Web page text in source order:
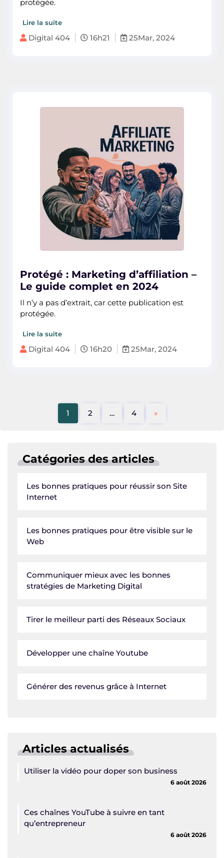
protégée.
Lire la suite
Digital 404 16h21 25Mar, 2024
Protégé : Marketing d’affiliation –
Le guide complet en 2024
Il n’y a pas d’extrait, car cette publication est
protégée.
Lire la suite
Digital 404 16h20 25Mar, 2024
1 2 … 4 »
Catégories des articles
Les bonnes pratiques pour réussir son Site
Internet
Les bonnes pratiques pour être visible sur le
Web
Communiquer mieux avec les bonnes
stratégies de Marketing Digital
Tirer le meilleur parti des Réseaux Sociaux
Développer une chaîne Youtube
Générer des revenus grâce à Internet
Articles actualisés
Utiliser la vidéo pour doper son business
6 août 2026
Ces chaînes YouTube à suivre en tant
qu’entrepreneur
6 août 2026